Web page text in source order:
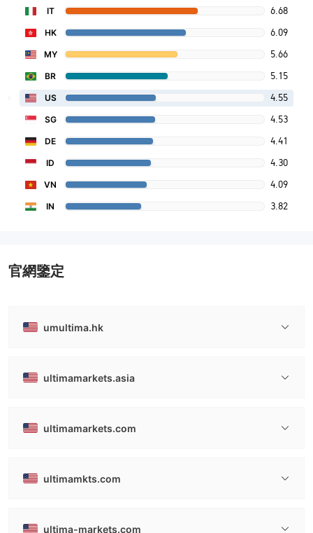
IT 6.68
HK 6.09
MY 5.66
BR 5.15
US 4.55
SG 4.53
DE 4.41
ID 4.30
VN 4.09
IN 3.82
官網鑒定
umultima.hk
ultimamarkets.asia
ultimamarkets.com
ultimamkts.com
ultima-markets.com